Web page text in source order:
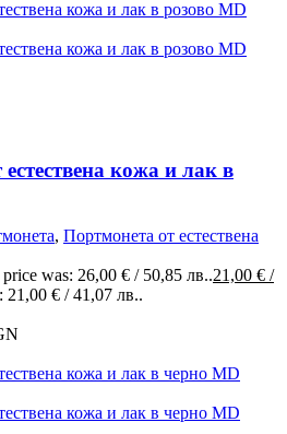
кожа и лак в
, Портмонета от естествена
was: 26,00 € / 50,85 лв..21,00 € /
21,00 € / 41,07 лв..